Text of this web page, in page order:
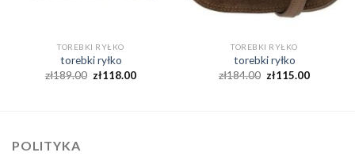
TOREBKI RYŁKO
torebki ryłko
zł189.00 zł118.00
TOREBKI RYŁKO
torebki ryłko
zł184.00 zł115.00
POLITYKA